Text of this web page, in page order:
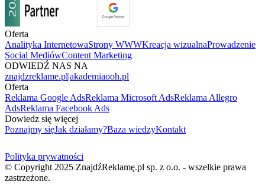
Oferta
Analityka InternetowaStrony WWWKreacja wizualnaProwadzenie
Social MediówContent Marketing
ODWIEDŹ NAS NA
znajdzreklame.pl|akademiaooh.pl
Oferta
Reklama Google AdsReklama Microsoft AdsReklama Allegro
AdsReklama Facebook Ads
Dowiedz się więcej
Poznajmy sięJak działamy?Baza wiedzyKontakt
Polityka prywatności
© Copyright 2025 ZnajdźReklamę.pl sp. z o.o. - wszelkie prawa
zastrzeżone.